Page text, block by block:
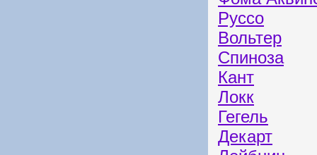
Руссо
Вольтер
Спиноза
Кант
Локк
Гегель
Декарт